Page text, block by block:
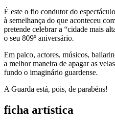
É este o fio condutor do
à semelhança do que aconteceu
pretende celebrar a “cidade mais
o seu 809º aniversário.
Em palco, actores, músicos,
a melhor maneira de apagar as
fundo o imaginário guardense.
A Guarda está, pois, de parabéns!
ficha artística